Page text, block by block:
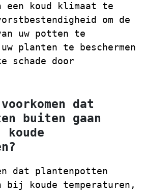
koud klimaat te
om de
uw potten te
planten te beschermen
schade door
dat
buiten gaan
dat plantenpotten
bij koude temperaturen,